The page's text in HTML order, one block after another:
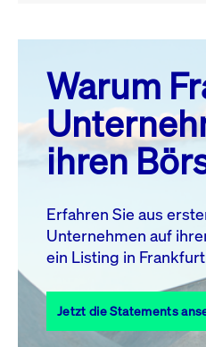
August 26
MO. DI. MI.
3
4 5 6
10 11 13
17
18 19
31
Warum
ihren
Erfahren Sie aus
Unternehmen auf
ein Listing in
Jetzt die Statements